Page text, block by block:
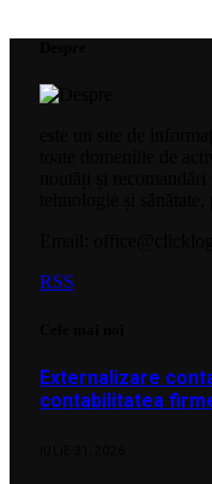
RSS
Externalizare
contabilitatea